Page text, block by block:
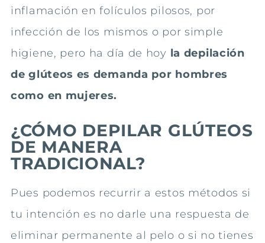
inflamación en folículos pilosos, por
infección de los mismos o por simple
higiene, pero ha día de hoy la depilación
de glúteos es demanda por hombres
como en mujeres.
¿CÓMO DEPILAR GLÚTEOS
DE MANERA
TRADICIONAL?
Pues podemos recurrir a estos métodos si
tu intención es no darle una respuesta de
eliminar permanente al pelo o si no tienes